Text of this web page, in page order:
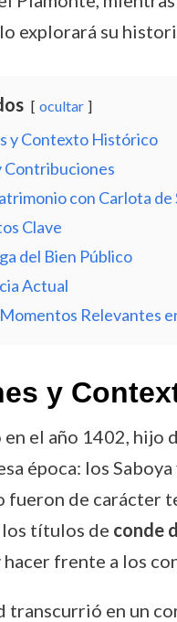
explorará su
ocultar
y Contexto Histórico
Contribuciones
con Carlota de
Clave
del Bien Público
Actual
Relevantes
y
en el año 1402, hijo
época: los
fueron de carácter
títulos de conde
hacer frente a los
transcurrió en un